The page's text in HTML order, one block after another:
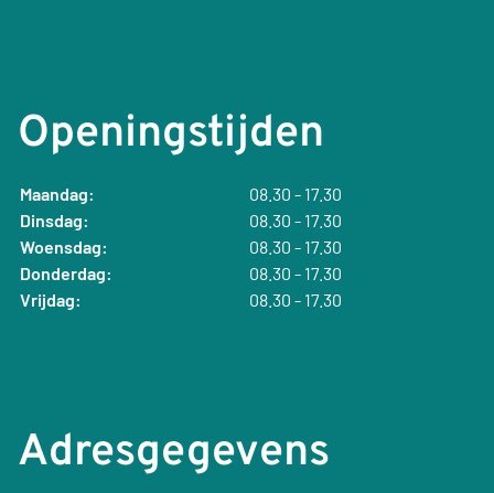
Openingstijden
Maandag:
08.30 - 17.30
Dinsdag:
08.30 - 17.30
Woensdag:
08.30 - 17.30
Donderdag:
08.30 - 17.30
Vrijdag:
08.30 - 17.30
Adresgegevens